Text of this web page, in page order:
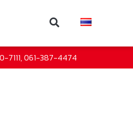
7111, 061-387-4474